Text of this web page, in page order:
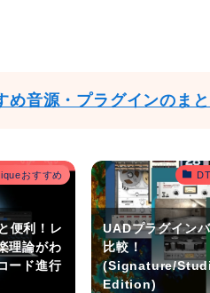
め音源・プラグインのま
おすすめ
便利！レ
理論がわ
ード進行
UADプラグイン
比較！
(Signature/
Edition)